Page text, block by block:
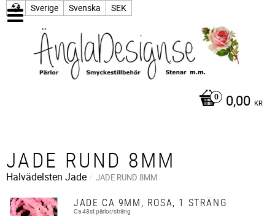
Sverige Svenska SEK
0,00 KR
JADE RUND 8MM
Halvädelsten Jade JADE RUND 8MM
JADE CA 9MM, ROSA, 1 STRÄNG
Ca 48st pärlor/sträng